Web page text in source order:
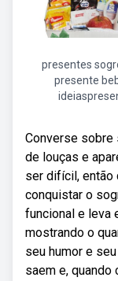
presentes
presente
Converse
de louças e
ser difícil, então
conquistar o
funcional e leva
mostrando o
seu humor e
saem e, quando